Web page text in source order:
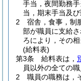
手当，夜間勤務
当，期末手当及
2
宿舎，食事，制
部が職員に支給
ろにより，その
(給料表)
第3条
給料表は，
員以外の全ての職
2
職員の職務は，